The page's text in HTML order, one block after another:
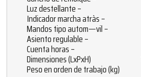
Luz destellante –
Indicador marcha atràs –
Mandos tipo autom—vil –
Asiento regulable –
Cuenta horas –
Dimensiones (LxPxH)
Peso en orden de trabajo (kg)